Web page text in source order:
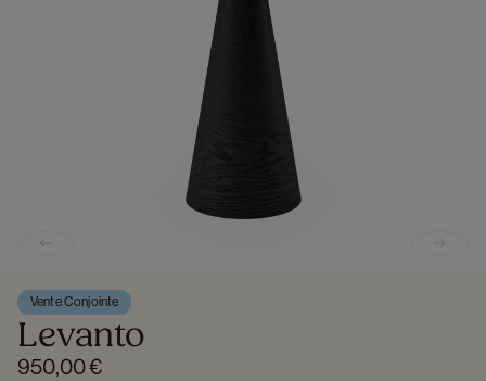
Vente Conjointe
Levanto
950,00 €